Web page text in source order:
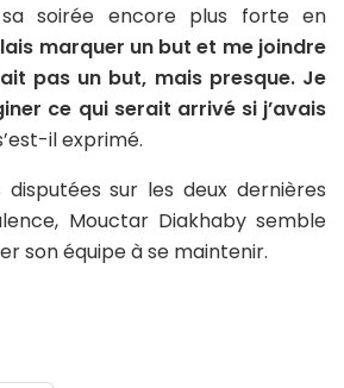
soirée encore plus forte en
marquer un but et me joindre
pas un but, mais presque. Je
ce qui serait arrivé si j’avais
il exprimé.
sur les deux dernières
Mouctar Diakhaby semble
son équipe à se maintenir.